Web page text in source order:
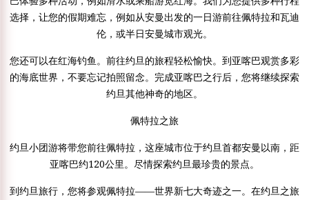
选择，让您的假期难忘，例如从安曼出发的一日游前往佩特拉和瓦迪
伦，或半日安曼城市观光。
您还可以在红海钓鱼。前往约旦的旅程轻松愉快。到亚喀巴观赏多彩
的海底世界，不要忘记拍照留念。完成亚喀巴之行后，您将继续探索
约旦其他神奇的地区。
佩特拉之旅
约旦小团游将带您前往佩特拉，这座城市位于约旦首都安曼以南，距
亚喀巴约120公里。尽情探索约旦最珍贵的景点。
到约旦旅行，您将参观佩特拉——世界新七大奇迹之一。在约旦之旅